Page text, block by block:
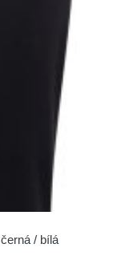
/ bílá